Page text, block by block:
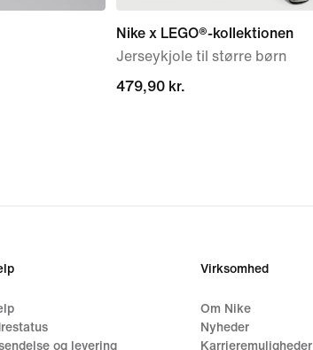
Nike x LEGO®-kollektionen
Jerseykjole til større børn
479,90 kr.
479,90 kr.
og levering
Virksomhed
Om Nike
Nyheder
Karrieremuligheder